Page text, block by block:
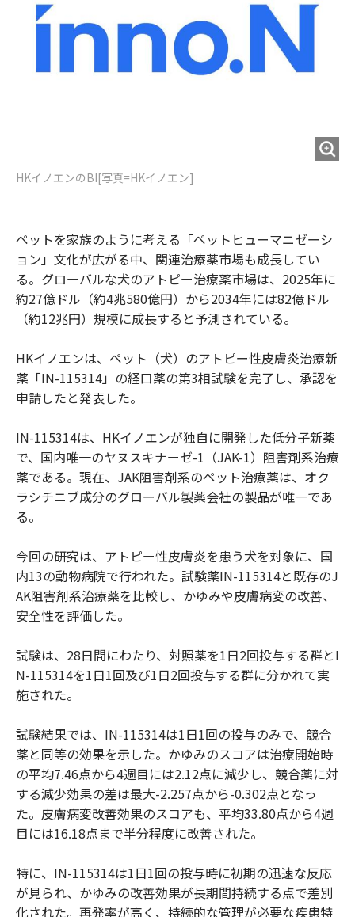
HKイノエンのBI[写真=HKイノエン]
ペットを家族のように考える「ペットヒューマニゼーシ
ョン」文化が広がる中、関連治療薬市場も成長してい
る。グローバルな犬のアトピー治療薬市場は、2025年に
約27億ドル（約4兆580億円）から2034年には82億ドル
（約12兆円）規模に成長すると予測されている。
HKイノエンは、ペット（犬）のアトピー性皮膚炎治療新
薬「IN-115314」の経口薬の第3相試験を完了し、承認を
申請したと発表した。
IN-115314は、HKイノエンが独自に開発した低分子新薬
で、国内唯一のヤヌスキナーゼ-1（JAK-1）阻害剤系治療
薬である。現在、JAK阻害剤系のペット治療薬は、オク
ラシチニブ成分のグローバル製薬会社の製品が唯一であ
る。
今回の研究は、アトピー性皮膚炎を患う犬を対象に、国
内13の動物病院で行われた。試験薬IN-115314と既存のJ
AK阻害剤系治療薬を比較し、かゆみや皮膚病変の改善、
安全性を評価した。
試験は、28日間にわたり、対照薬を1日2回投与する群とI
N-115314を1日1回及び1日2回投与する群に分かれて実
施された。
試験結果では、IN-115314は1日1回の投与のみで、競合
薬と同等の効果を示した。かゆみのスコアは治療開始時
の平均7.46点から4週目には2.12点に減少し、競合薬に対
する減少効果の差は最大-2.257点から-0.302点となっ
た。皮膚病変改善効果のスコアも、平均33.80点から4週
目には16.18点まで半分程度に改善された。
特に、IN-115314は1日1回の投与時に初期の迅速な反応
が見られ、かゆみの改善効果が長期間持続する点で差別
化された。再発率が高く、持続的な管理が必要な疾患特